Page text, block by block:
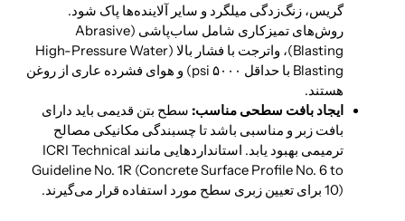
گریس، زنگ‌زدگی میلگرد و سایر آلاینده‌ها پاک شود.
روش‌های تمیزکاری شامل ساب‌پاشی (Abrasive
Blasting)، واترجت با فشار بالا (High-Pressure Water
Blasting با حداقل ۵۰۰۰ psi) و هوای فشرده عاری از روغن
هستند.
ایجاد بافت سطحی مناسب: سطح بتن قدیمی باید دارای
بافت زبر و مناسبی باشد تا چسبندگی مکانیکی مصالح
ترمیمی بهبود یابد. استانداردهایی مانند ICRI Technical
Guideline No. 1R (Concrete Surface Profile No. 6 to
10) برای تعیین زبری سطح مورد استفاده قرار می‌گیرند.